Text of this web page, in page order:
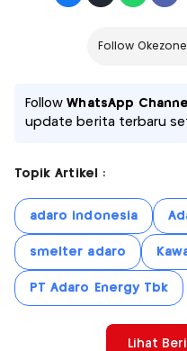
Follow
FollowWhatsApp
update berita terbaru
Topik Artikel :
adaro indonesia
smelter adaro
PT Adaro Energy Tbk
Lihat